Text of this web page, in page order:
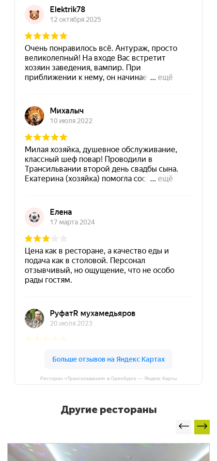
Ресторан «Трансильвания» в Оренбурге — Яндекс Карты
Другие рестораны